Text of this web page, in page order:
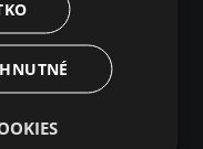
originálu, je o
verzie. S
v roku 2006 znovu
zjav nie je
nepravdepodobné
Esmeraldu z pokusu
vystavené skúške.
z roku 1923